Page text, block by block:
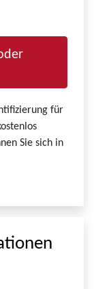
für
Sie sich in